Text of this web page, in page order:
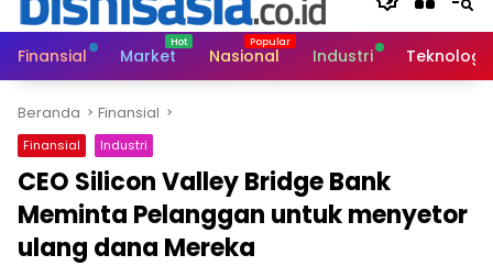
Finansial Market Nasional Industri Teknologi
Beranda Finansial
Finansial Industri
CEO Silicon Valley Bridge Bank
Meminta Pelanggan untuk menyetor
ulang dana Mereka